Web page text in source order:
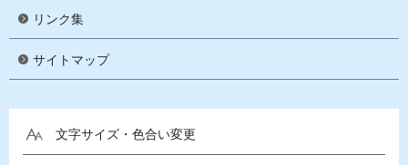
リンク集
サイトマップ
文字サイズ・色合い変更